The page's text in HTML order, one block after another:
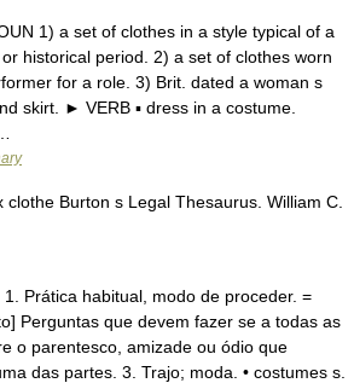
1) a set of clothes in a style typical of a
historical period. 2) a set of clothes worn
for a role. 3) Brit. dated a woman s
skirt. ► VERB ▪ dress in a costume.
Burton s Legal Thesaurus. William C.
Prática habitual, modo de proceder. =
Perguntas que devem fazer se a todas as
o parentesco, amizade ou ódio que
das partes. 3. Trajo; moda. • costumes s.